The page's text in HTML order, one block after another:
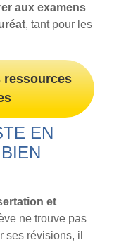
aux examens
, tant pour les
ressources
EN
et
ne trouve pas
ses révisions, il